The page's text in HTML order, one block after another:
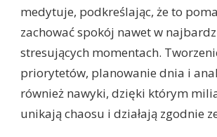
medytuje, podkreślając, że to
zachować spokój nawet w
stresujących momentach.
priorytetów, planowanie dnia i
również nawyki, dzięki którym
unikają chaosu i działają zgodnie